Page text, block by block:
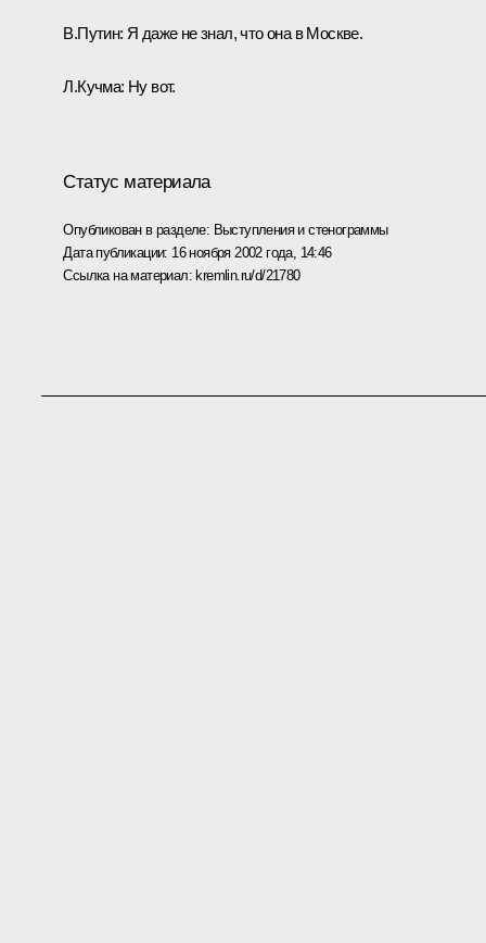
В.Путин: Я даже не знал, что она в Москве.
Л.Кучма: Ну вот.
Статус материала
Опубликован в разделе: Выступления и стенограммы
Дата публикации: 16 ноября 2002 года, 14:46
Ссылка на материал:kremlin.ru/d/21780